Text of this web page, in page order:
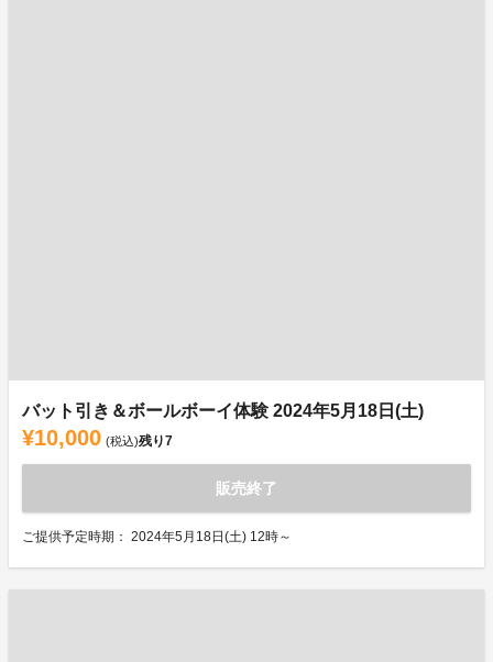
バット引き＆ボールボーイ体験 2024年5月18日(土)
¥10,000 (税込)残り7
販売終了
ご提供予定時期： 2024年5月18日(土) 12時～